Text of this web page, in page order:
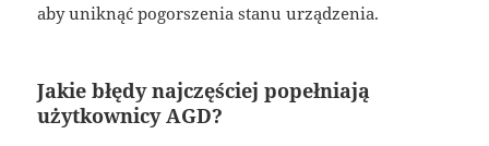
aby uniknąć pogorszenia stanu urządzenia.
Jakie błędy najczęściej popełniają
użytkownicy AGD?